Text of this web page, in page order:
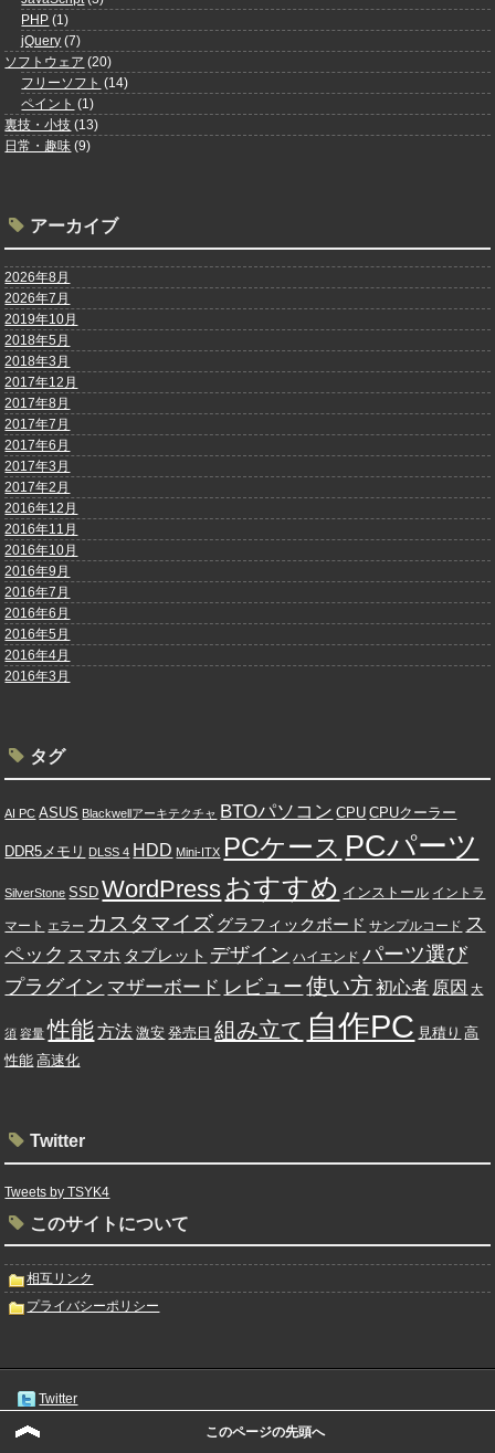
PHP (1)
jQuery (7)
ソフトウェア (20)
フリーソフト (14)
ペイント (1)
裏技・小技 (13)
日常・趣味 (9)
アーカイブ
2026年8月
2026年7月
2019年10月
2018年5月
2018年3月
2017年12月
2017年8月
2017年7月
2017年6月
2017年3月
2017年2月
2016年12月
2016年11月
2016年10月
2016年9月
2016年7月
2016年6月
2016年5月
2016年4月
2016年3月
タグ
AI PC ASUS Blackwellアーキテクチャ BTOパソコン CPU CPUクーラー
DDR5メモリ DLSS 4 HDD Mini-ITX PCケース PCパーツ
SilverStone SSD WordPress おすすめ インストール イントラ
マート エラー カスタマイズ グラフィックボード サンプルコード ス
ペック スマホ タブレット デザイン ハイエンド パーツ選び
プラグイン マザーボード レビュー 使い方 初心者 原因 大
須 容量 性能 方法 激安 発売日 組み立て 自作PC 見積り 高
性能 高速化
Twitter
Tweets by TSYK4
このサイトについて
相互リンク
プライバシーポリシー
Twitter
RSS
このページの先頭へ